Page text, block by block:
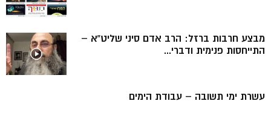
מבצע חרבות ברזל: הרב אדם סיני שליט”א –
התייחסות פנימית ודברי...
עשרת ימי תשובה – עבודת הימים